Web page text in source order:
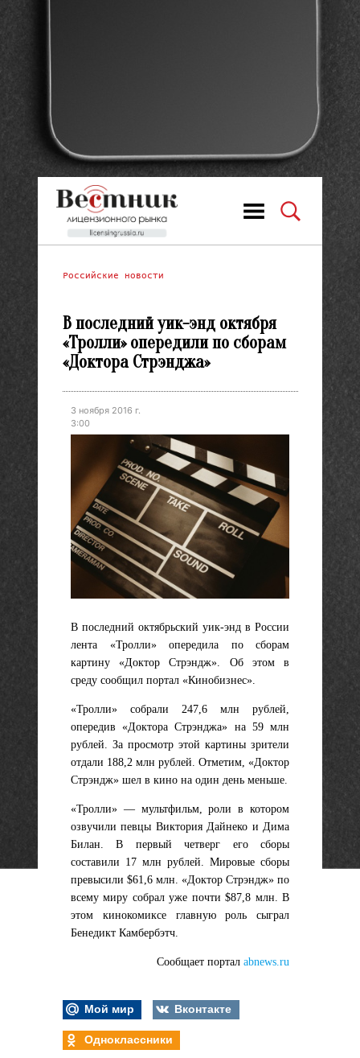
Российские новости
В последний уик-энд октября
«Тролли» опередили по сборам
«Доктора Стрэнджа»
3 ноября 2016 г.
3:00
В последний октябрьский уик-энд в России
лента «Тролли» опередила по сборам
картину «Доктор Стрэндж». Об этом в
среду сообщил портал «Кинобизнес».
«Тролли» собрали 247,6 млн рублей,
опередив «Доктора Стрэнджа» на 59 млн
рублей. За просмотр этой картины зрители
отдали 188,2 млн рублей. Отметим, «Доктор
Стрэндж» шел в кино на один день меньше.
«Тролли» — мультфильм, роли в котором
озвучили певцы Виктория Дайнеко и Дима
Билан. В первый четверг его сборы
составили 17 млн рублей. Мировые сборы
превысили $61,6 млн. «Доктор Стрэндж» по
всему миру собрал уже почти $87,8 млн. В
этом кинокомиксе главную роль сыграл
Бенедикт Камбербэтч.
Сообщает портал abnews.ru
Мой мир
Вконтакте
Одноклассники